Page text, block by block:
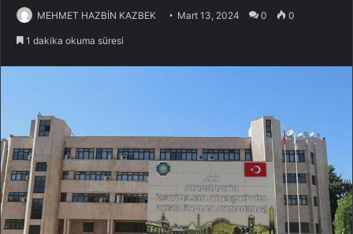
MEHMET HAZBİN KAZBEK Mart 13, 2024 0 0
1 dakika okuma süresi